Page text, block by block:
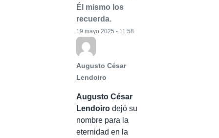
Él mismo los
recuerda.
Augusto César
Lendoiro
19 mayo 2025 - 11:58
Augusto César
Lendoiro dejó su
nombre para la
eternidad en la